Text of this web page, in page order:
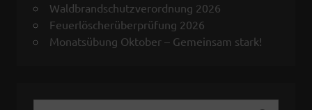
Waldbrandschutzverordnung 2026
Feuerlöscherüberprüfung 2026
Monatsübung Oktober – Gemeinsam stark!